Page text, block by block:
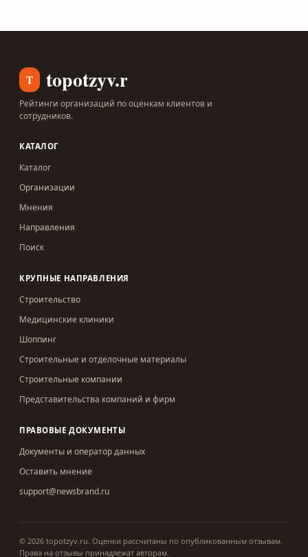
T topotzyv.ru
Рейтинги организаций по оценкам клиентов и
сотрудников.
КАТАЛОГ
Каталог
Организации
Мнения
Направления
Поиск
КРУПНЫЕ НАПРАВЛЕНИЯ
Строительство
Медицинские клиники
Шоппинг
Строительные и отделочные материалы
Строительные компании
Представительства компаний и фирм
ПРАВОВЫЕ ДОКУМЕНТЫ
Документы и оператор данных
Оставить мнение
support@newsbrand.ru
© 2026 topotzyv.ru. Оценки рассчитаны по опубликованным отзывам.
Права на отзывы принадлежат авторам.